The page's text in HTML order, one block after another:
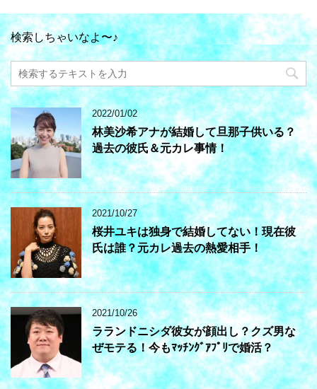
検索しちゃいなよ〜♪
2022/01/02
林美沙希アナが結婚して旦那子供いる？
過去の彼氏＆元カレ事情！
2021/10/27
桜井ユキは独身で結婚してない！現在彼
氏は誰？元カレ過去の熱愛相手！
2021/10/26
ラランドニシダ彼女が顔出し？クズ男な
ぜモテる！今もﾏｯﾁﾝｸﾞｱﾌﾟﾘで婚活？